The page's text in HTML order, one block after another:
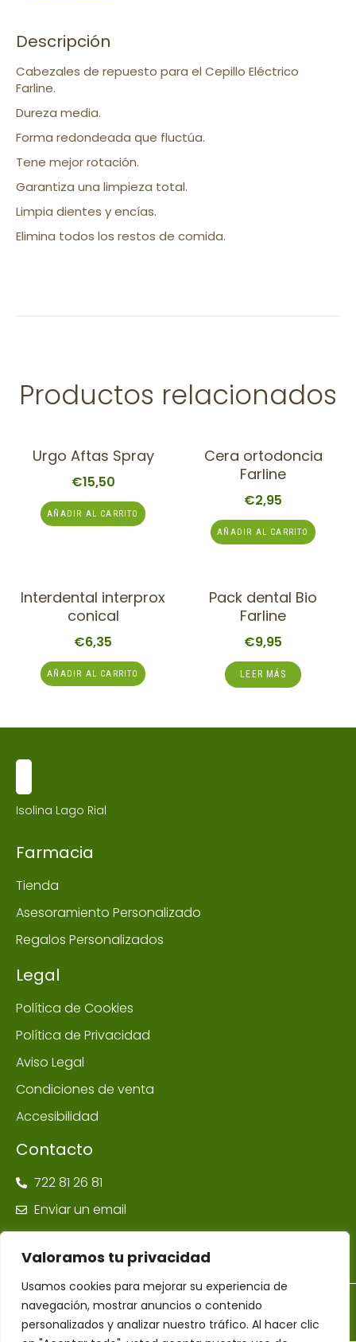
Valoramos tu privacidad
Usamos cookies para mejorar su experiencia de
navegación, mostrar anuncios o contenido
personalizados y analizar nuestro tráfico. Al hacer clic
Descripción
Cabezales de repuesto para el Cepillo Eléctrico
Farline.
Dureza media.
Forma redondeada que fluctúa.
Tene mejor rotación.
Garantiza una limpieza total.
Limpia dientes y encías.
Elimina todos los restos de comida.
Productos relacionados
Urgo Aftas Spray
€15,50
AÑADIR AL CARRITO
Cera ortodoncia
Farline
€2,95
AÑADIR AL CARRITO
Interdental interprox
conical
€6,35
AÑADIR AL CARRITO
Pack dental Bio
Farline
€9,95
LEER MÁS
Isolina Lago Rial
Farmacia
Tienda
Asesoramiento Personalizado
Regalos Personalizados
Legal
Política de Cookies
Política de Privacidad
Aviso Legal
Condiciones de venta
Accesibilidad
Contacto
722 81 26 81
Enviar un email
©Farmacia Ponte Maceira | Todos los derechos reservados –
Diseñador Web WordPress Juan Pardo